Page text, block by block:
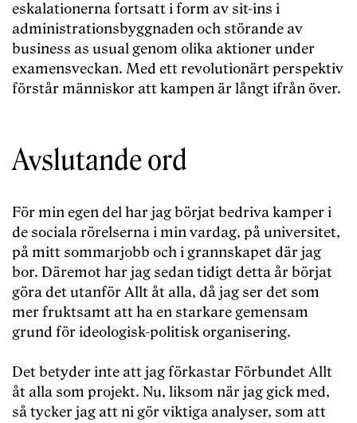
eskalationerna fortsatt i form av sit-ins i
administrationsbyggnaden och störande av
business as usual genom olika aktioner under
examensveckan. Med ett revolutionärt perspektiv
förstår människor att kampen är långt ifrån över.
Avslutande ord
För min egen del har jag börjat bedriva kamper i
de sociala rörelserna i min vardag, på universitet,
på mitt sommarjobb och i grannskapet där jag
bor. Däremot har jag sedan tidigt detta år börjat
göra det utanför Allt åt alla, då jag ser det som
mer fruktsamt att ha en starkare gemensam
grund för ideologisk-politisk organisering.
Det betyder inte att jag förkastar Förbundet Allt
åt alla som projekt. Nu, liksom när jag gick med,
så tycker jag att ni gör viktiga analyser, som att